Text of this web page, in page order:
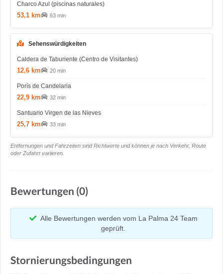
Charco Azul (piscinas naturales)
53,1 km 63 min
Sehenswürdigkeiten
Caldera de Taburiente (Centro de Visitantes)
12,6 km 20 min
Porís de Candelaria
22,9 km 32 min
Santuario Virgen de las Nieves
25,7 km 33 min
Entfernungen und Fahrzeiten sind Richtwerte und können je nach Verkehr, Route
oder Zufahrt variieren.
Bewertungen (0)
Alle Bewertungen werden vom La Palma 24 Team
geprüft.
Stornierungsbedingungen